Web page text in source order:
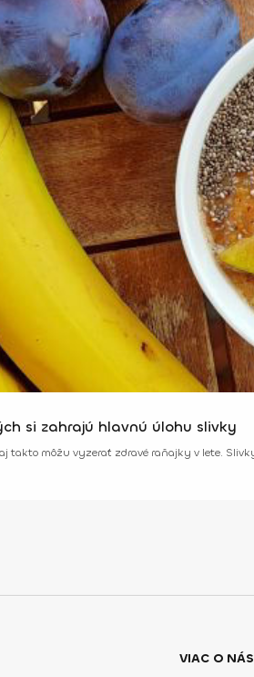
si zahrajú hlavnú úlohu slivky
takto môžu vyzerať zdravé raňajky v lete.
VIAC O NÁS